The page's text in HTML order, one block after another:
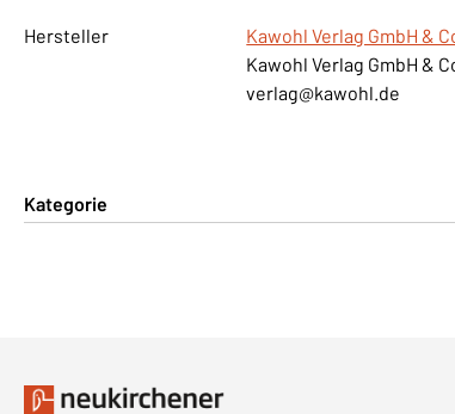
Hersteller
Kawohl Verlag GmbH &
Kawohl Verlag GmbH &
verlag@kawohl.de
Kategorie